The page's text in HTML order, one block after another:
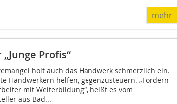
mehr
Profis“
holt auch das Handwerk schmerzlich ein.
Handwerkern helfen, gegenzusteuern. „Fördern
mit Weiterbildung“, heißt es vom
aus Bad...